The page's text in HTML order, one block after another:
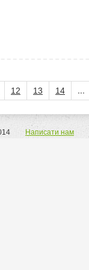
12 13 14 ...
Написати нам